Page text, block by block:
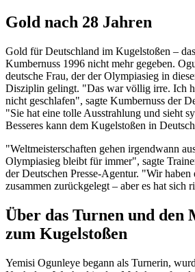
Gold nach 28 Jahren
Gold für Deutschland im Kugelstoßen –
Kumbernuss 1996 nicht mehr gegeben.
deutsche Frau, der der Olympiasieg in
Disziplin gelingt. "Das war völlig irre. Ich
nicht geschlafen", sagte Kumbernuss der
"Sie hat eine tolle Ausstrahlung und sieht
Besseres kann dem Kugelstoßen in
"Weltmeisterschaften gehen irgendwann
Olympiasieg bleibt für immer", sagte
der Deutschen Presse-Agentur. "Wir haben
zusammen zurückgelegt – aber es hat sich
Über das Turnen und den
zum Kugelstoßen
Yemisi Ogunleye begann als Turnerin,